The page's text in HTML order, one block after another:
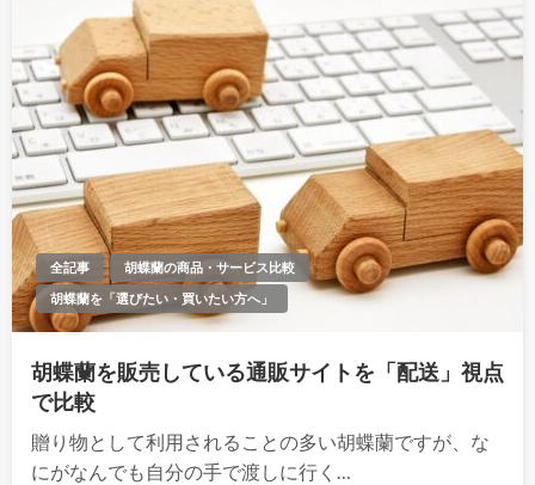
全記事
胡蝶蘭の商品・サービス比較
胡蝶蘭を「選びたい・買いたい方へ」
胡蝶蘭を販売している通販サイトを「配送」視点
で比較
贈り物として利用されることの多い胡蝶蘭ですが、な
にがなんでも自分の手で渡しに行く…